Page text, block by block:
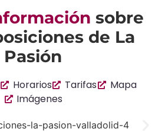
sobre
de La
Pasión
Horarios Tarifas
Mapa
Imágenes